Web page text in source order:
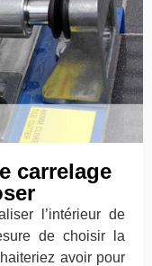
carrelage
l’intérieur de
de choisir la
avoir pour